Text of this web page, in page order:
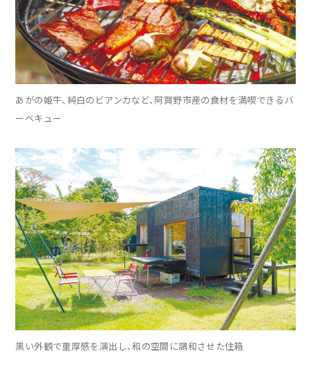
あがの姫牛、純白のビアンカなど、阿賀野市産の食材を満喫できるバ
ーベキュー
黒い外観で重厚感を演出し、和の空間に調和させた住箱